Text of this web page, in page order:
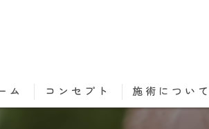
ム コンセプト 施術について